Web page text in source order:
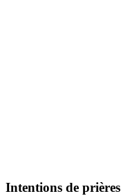
Intentions de prières